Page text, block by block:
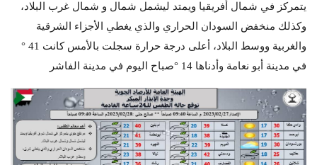
يتمركز في شمال أفريقيا ويمتد ليشمل شمال و شمال غرب البلاد،
وكذلك منخفض السودان الحراري والذي يغطي الأجزاء الشرقية
والغربية ووسط البلاد، أعلى درجة حرارة سجلت بالأمس كانت 41 °
في مدينة أبو نعامة وأدناها 14 °صباح اليوم في مدينة الفاشر